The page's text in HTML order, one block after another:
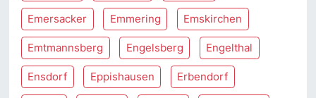
Emersacker Emmering Emskirchen
Emtmannsberg Engelsberg Engelthal
Ensdorf Eppishausen Erbendorf